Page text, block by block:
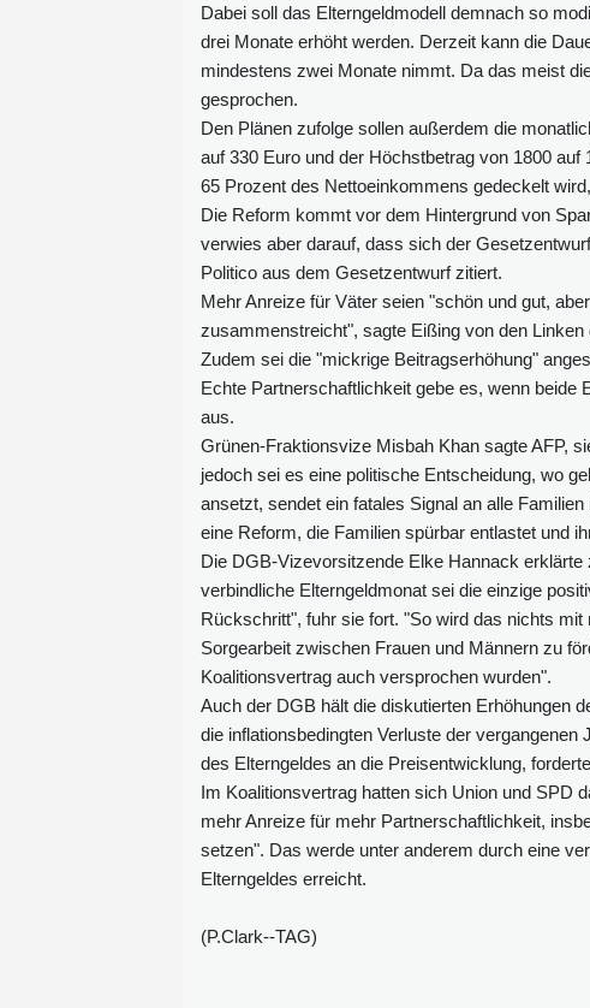
Dabei soll das Elterngeldmodell demnach so
drei Monate erhöht werden. Derzeit kann die
mindestens zwei Monate nimmt. Da das meist
gesprochen.
Den Plänen zufolge sollen außerdem die
auf 330 Euro und der Höchstbetrag von 1800
65 Prozent des Nettoeinkommens gedeckelt
Die Reform kommt vor dem Hintergrund von
verwies aber darauf, dass sich der
Politico aus dem Gesetzentwurf zitiert.
Mehr Anreize für Väter seien "schön und gut,
zusammenstreicht", sagte Eißing von den
Zudem sei die "mickrige Beitragserhöhung"
Echte Partnerschaftlichkeit gebe es, wenn beide
aus.
Grünen-Fraktionsvize Misbah Khan sagte AFP,
jedoch sei es eine politische Entscheidung, wo
ansetzt, sendet ein fatales Signal an alle
eine Reform, die Familien spürbar entlastet und
Die DGB-Vizevorsitzende Elke Hannack
verbindliche Elterngeldmonat sei die einzige
Rückschritt", fuhr sie fort. "So wird das nichts
Sorgearbeit zwischen Frauen und Männern zu
Koalitionsvertrag auch versprochen wurden".
Auch der DGB hält die diskutierten Erhöhungen
die inflationsbedingten Verluste der
des Elterngeldes an die Preisentwicklung,
Im Koalitionsvertrag hatten sich Union und SPD
mehr Anreize für mehr Partnerschaftlichkeit,
setzen". Das werde unter anderem durch eine
Elterngeldes erreicht.
(P.Clark--TAG)